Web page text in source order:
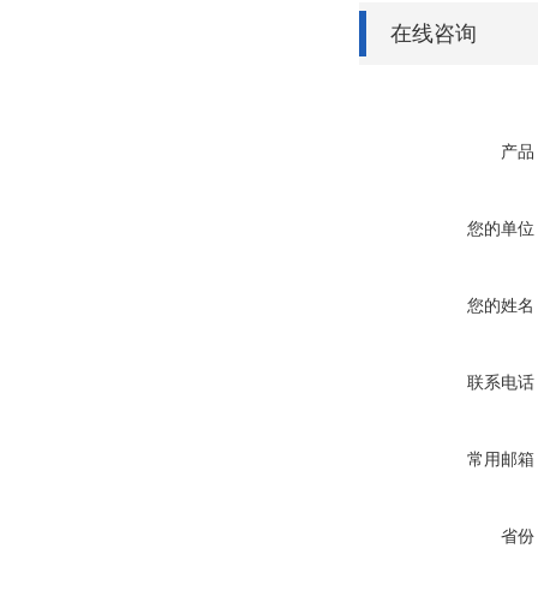
在线咨询
产品
您的单位
您的姓名
联系电话
常用邮箱
省份